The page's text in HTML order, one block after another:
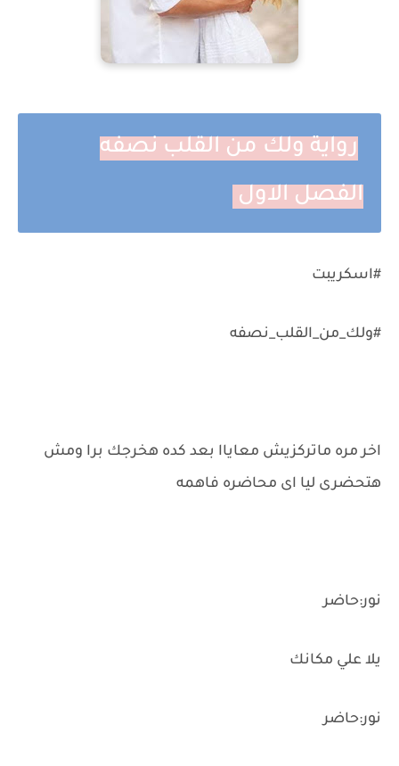
رواية ولك من القلب نصفه
الفصل الاول
#اسكريبت
#ولك_من_القلب_نصفه
اخر مره ماتركزيش معاياا بعد كده هخرجك برا ومش
هتحضرى ليا اى محاضره فاهمه
نور:حاضر
يلا علي مكانك
نور:حاضر